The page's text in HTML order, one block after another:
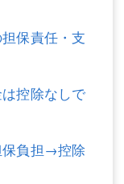
保責任・支
は控除なしで
保負担→控除